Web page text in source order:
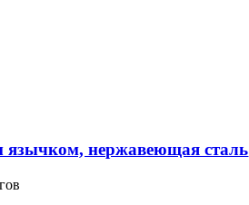
язычком, нержавеющая сталь